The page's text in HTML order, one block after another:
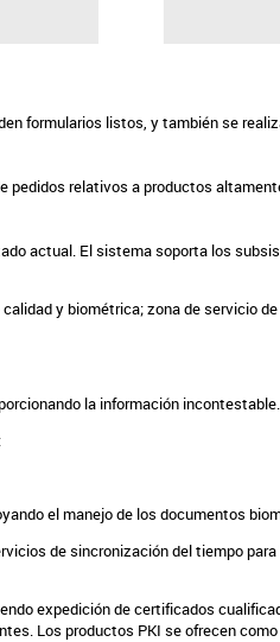
formularios listos, y también se
pedidos relativos a productos
actual. El sistema soporta los
y biométrica;zona de servicio
la información incontestable.
el manejo de los documentos
de sincronización del tiempo
expedición de certificados
Los productos PKI se ofrecen